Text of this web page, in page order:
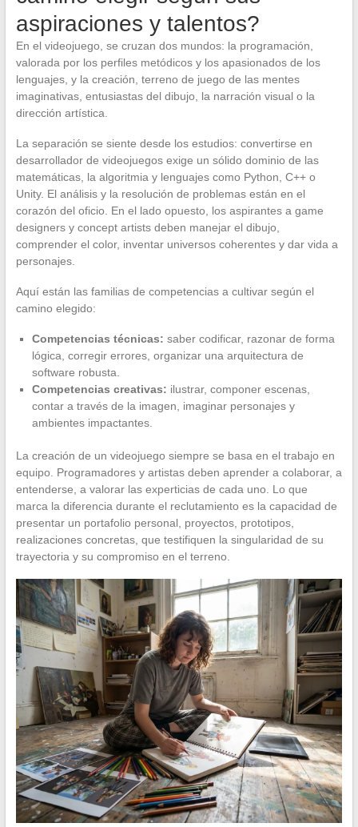
aspiraciones y talentos?
En el videojuego, se cruzan dos mundos: la programación,
valorada por los perfiles metódicos y los apasionados de los
lenguajes, y la creación, terreno de juego de las mentes
imaginativas, entusiastas del dibujo, la narración visual o la
dirección artística.
La separación se siente desde los estudios: convertirse en
desarrollador de videojuegos exige un sólido dominio de las
matemáticas, la algoritmia y lenguajes como Python, C++ o
Unity. El análisis y la resolución de problemas están en el
corazón del oficio. En el lado opuesto, los aspirantes a game
designers y concept artists deben manejar el dibujo,
comprender el color, inventar universos coherentes y dar vida a
personajes.
Aquí están las familias de competencias a cultivar según el
camino elegido:
Competencias técnicas: saber codificar, razonar de forma
lógica, corregir errores, organizar una arquitectura de
software robusta.
Competencias creativas: ilustrar, componer escenas,
contar a través de la imagen, imaginar personajes y
ambientes impactantes.
La creación de un videojuego siempre se basa en el trabajo en
equipo. Programadores y artistas deben aprender a colaborar, a
entenderse, a valorar las experticias de cada uno. Lo que
marca la diferencia durante el reclutamiento es la capacidad de
presentar un portafolio personal, proyectos, prototipos,
realizaciones concretas, que testifiquen la singularidad de su
trayectoria y su compromiso en el terreno.